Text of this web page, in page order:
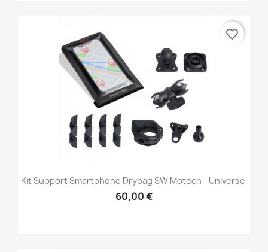
Kit Support Smartphone Drybag SW Motech - Universel
60,00 €
favorite_border